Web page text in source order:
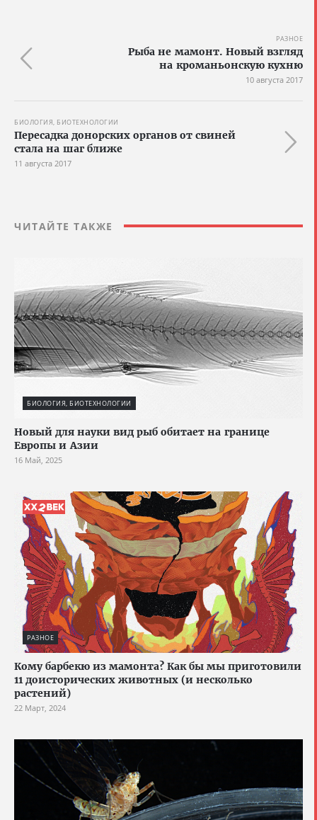
РАЗНОЕ
Рыба не мамонт. Новый взгляд
на кроманьонскую кухню
10 августа 2017
БИОЛОГИЯ, БИОТЕХНОЛОГИИ
Пересадка донорских органов от свиней
стала на шаг ближе
11 августа 2017
ЧИТАЙТЕ ТАКЖЕ
БИОЛОГИЯ, БИОТЕХНОЛОГИИ
Новый для науки вид рыб обитает на границе
Европы и Азии
16 Май, 2025
РАЗНОЕ
Кому барбекю из мамонта? Как бы мы приготовили
11 доисторических животных (и несколько
растений)
22 Март, 2024